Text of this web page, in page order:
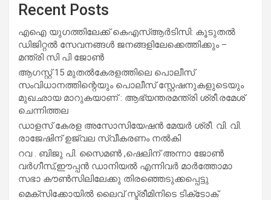
Recent Posts
എഐ യുഗത്തിലേക്ക് കെഎസ്ആർടിസി: കൂടുതൽ
ഡിജിറ്റൽ സേവനങ്ങൾ ജനങ്ങളിലേക്കെത്തിക്കും –
മന്ത്രി സി പി ജോൺ
ആഗസ്റ്റ് 15 മുതല്‍കേരളത്തിലെ പൊലീസ്
സംവിധാനത്തിന്റെയും പൊലീസ് സ്റ്റേഷനുകളുടെയും
മുഖഛായ മാറുകയാണ് : ആഭ്യന്തരമന്ത്രി ശ്രീ.രമേശ്
ചെന്നിത്തല
ഡാളസ് കേരള അസോസിയേഷൻ മേയർ ശ്രീ. വി. വി.
രാജേഷിന് ഉജ്വല സ്വീകരണം നൽകി
റവ . ബിജു പി. സൈമൺ ,ഷെലിന് അന്നാ ജോൺ
വർഗീസ്,ഈപ്പൻ ഡാനിയൽ എന്നിവർ മാർത്തോമാ
സഭാ കൗൺസിലിലേക്കു തിരഞ്ഞെടുക്കപ്പെട്ടു
മെക്സിക്കോയിൽ ലൈവ് സ്ട്രീമിനിടെ ടിക്‌ടോക്